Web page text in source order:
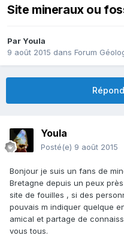
Site mineraux ou
ParYoula
9 août 2015 dans Forum
Youla
Posté(e) 9 août 2015
Bonjour je suis un fans de
Bretagne depuis un peux
site de fouilles , si des
pouvais m indiquer quelque
amical et partage de
vous tous.